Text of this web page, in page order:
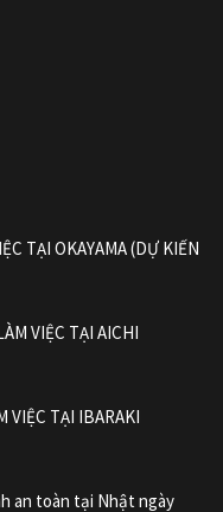
TẠI OKAYAMA (DỰ KIẾN
VIỆC TẠI AICHI
VIỆC TẠI IBARAKI
an toàn tại Nhật ngày